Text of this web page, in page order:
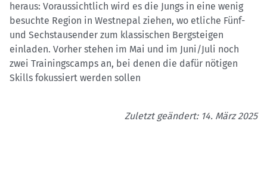
heraus: Voraussichtlich wird es die Jungs in eine wenig
besuchte Region in Westnepal ziehen, wo etliche Fünf-
und Sechstausender zum klassischen Bergsteigen
einladen. Vorher stehen im Mai und im Juni/Juli noch
zwei Trainingscamps an, bei denen die dafür nötigen
Skills fokussiert werden sollen
Zuletzt geändert: 14. März 2025